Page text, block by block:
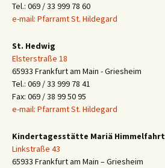
Tel.: 069 / 33 999 78 60
e-mail: Pfarramt St. Hildegard
St. Hedwig
Elsterstraße 18
65933 Frankfurt am Main - Griesheim
Tel.: 069 / 33 999 78 41
Fax: 069 / 38 99 50 95
e-mail: Pfarramt St. Hildegard
Kindertagesstätte Mariä Himmelfahrt
Linkstraße 43
65933 Frankfurt am Main – Griesheim